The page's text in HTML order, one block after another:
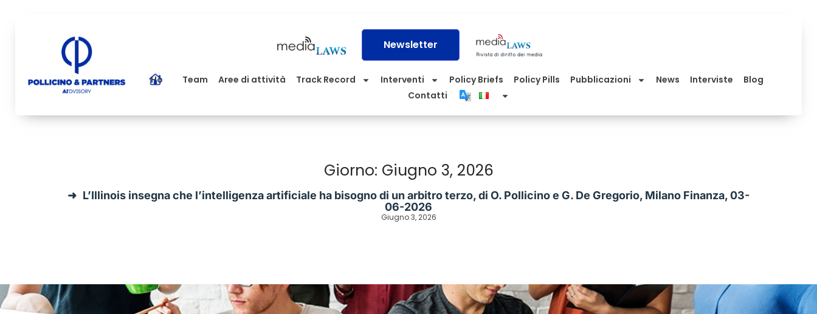
Newsletter
Home Team Aree di attività Track Record Interventi Policy Briefs Policy Pills Pubblicazioni News Interviste
Blog
Contatti
Giorno: Giugno 3, 2026
L’Illinois insegna che l’intelligenza artificiale ha bisogno di un arbitro terzo, di O. Pollicino e G. De Gregorio, Milano Finanza, 03-
06-2026
Giugno 3, 2026